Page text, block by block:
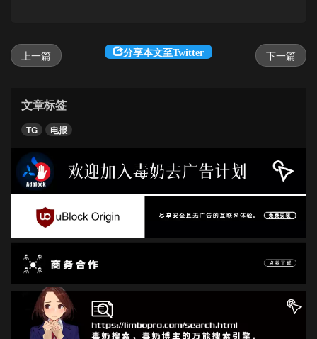
下一篇
分享本文至Twitter
上一篇
文章标签
TG 电报